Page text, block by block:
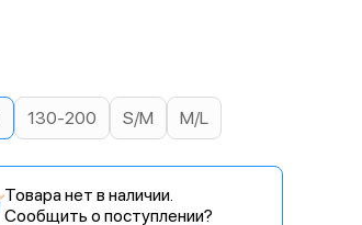
130-200 S/M M/L
Товара нет в наличии.
Сообщить о поступлении?